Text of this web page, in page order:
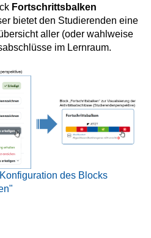
Fortschrittsbalken
bietet den Studierenden eine
aller (oder wahlweise
im Lernraum.
des Blocks